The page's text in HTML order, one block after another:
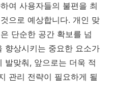
여 사용자들의 불편을 최
으로 예상합니다. 개인 맞
단순한 공간 확보를 넘
향상시키는 중요한 요소가
발맞춰, 앞으로는 더욱 적
관리 전략이 필요하게 될